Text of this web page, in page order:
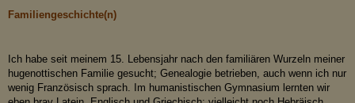
Familiengeschichte(n)
Ich habe seit meinem 15. Lebensjahr nach den familiären Wurzeln meiner
hugenottischen Familie gesucht; Genealogie betrieben, auch wenn ich nur
wenig Französisch sprach. Im humanistischen Gymnasium lernten wir